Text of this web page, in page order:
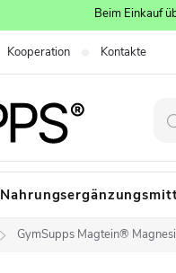
Beim Einkauf
Kooperation Kontakte
GymSupps Magtein®